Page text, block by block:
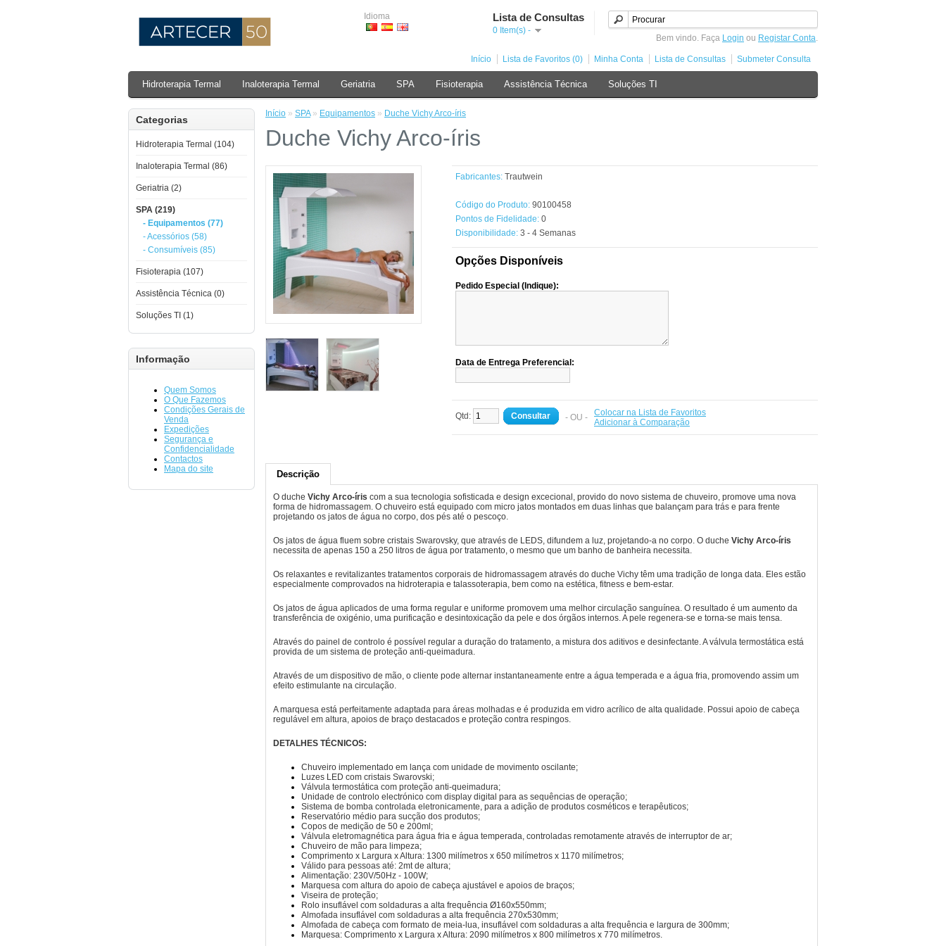
Idioma Lista de Consultas
0 Item(s) -
Bem vindo. Faça Login ou Registar Conta.
Início Lista de Favoritos (0) Minha Conta Lista de Consultas Submeter Consulta
Hidroterapia Termal Inaloterapia Termal Geriatria SPA Fisioterapia Assistência Técnica Soluções TI
Categorias
Hidroterapia Termal (104)
Inaloterapia Termal (86)
Geriatria (2)
SPA (219)
- Equipamentos (77)
- Acessórios (58)
- Consumíveis (85)
Fisioterapia (107)
Assistência Técnica (0)
Soluções TI (1)
Informação
Quem Somos
O Que Fazemos
Condições Gerais de
Venda
Expedições
Segurança e
Confidencialidade
Contactos
Mapa do site
Início » SPA» Equipamentos » Duche Vichy Arco-íris
Duche Vichy Arco-íris
Fabricantes: Trautwein
Código do Produto: 90100458
Pontos de Fidelidade: 0
Disponibilidade: 3 - 4 Semanas
Opções Disponíveis
Pedido Especial (Indique):
Data de Entrega Preferencial:
Qtd: Consultar - OU - Colocar na Lista de Favoritos
Adicionar à Comparação
Descrição
O duche Vichy Arco-íris com a sua tecnologia sofisticada e design excecional, provido do novo sistema de chuveiro, promove uma nova
forma de hidromassagem. O chuveiro está equipado com micro jatos montados em duas linhas que balançam para trás e para frente
projetando os jatos de água no corpo, dos pés até o pescoço.
Os jatos de água fluem sobre cristais Swarovsky, que através de LEDS, difundem a luz, projetando-a no corpo. O duche Vichy Arco-íris
necessita de apenas 150 a 250 litros de água por tratamento, o mesmo que um banho de banheira necessita.
Os relaxantes e revitalizantes tratamentos corporais de hidromassagem através do duche Vichy têm uma tradição de longa data. Eles estão
especialmente comprovados na hidroterapia e talassoterapia, bem como na estética, fitness e bem-estar.
Os jatos de água aplicados de uma forma regular e uniforme promovem uma melhor circulação sanguínea. O resultado é um aumento da
transferência de oxigénio, uma purificação e desintoxicação da pele e dos órgãos internos.A pele regenera-se e torna-se mais tensa.
Através do painel de controlo é possível regular a duração do tratamento, a mistura dos aditivos e desinfectante.A válvula termostática está
provida de um sistema de proteção anti-queimadura.
Através de um dispositivo de mão, o cliente pode alternar instantaneamente entre a água temperada e a água fria, promovendo assim um
efeito estimulante na circulação.
A marquesa está perfeitamente adaptada para áreas molhadas e é produzida em vidro acrílico de alta qualidade. Possui apoio de cabeça
regulável em altura, apoios de braço destacados e proteção contra respingos.
DETALHES TÉCNICOS:
Chuveiro implementado em lança com unidade de movimento oscilante;
Luzes LED com cristais Swarovski;
Válvula termostática com proteção anti-queimadura;
Unidade de controlo electrónico com display digital para as sequências de operação;
Sistema de bomba controlada eletronicamente, para a adição de produtos cosméticos e terapêuticos;
Reservatório médio para sucção dos produtos;
Copos de medição de 50 e 200ml;
Válvula eletromagnética para água fria e água temperada, controladas remotamente através de interruptor de ar;
Chuveiro de mão para limpeza;
Comprimento x Largura x Altura: 1300 milímetros x 650 milímetros x 1170 milímetros;
Válido para pessoas até: 2mt de altura;
Alimentação: 230V/50Hz - 100W;
Marquesa com altura do apoio de cabeça ajustável e apoios de braços;
Viseira de proteção;
Rolo insuflável com soldaduras a alta frequência Ø160x550mm;
Almofada insuflável com soldaduras a alta frequência 270x530mm;
Almofada de cabeça com formato de meia-lua, insuflável com soldaduras a alta frequência e largura de 300mm;
Marquesa: Comprimento x Largura x Altura: 2090 milímetros x 800 milímetros x 770 milímetros.